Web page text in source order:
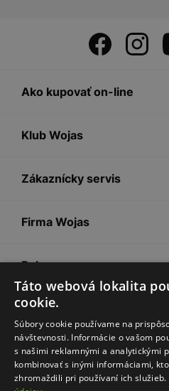
Ako kupovať on-line
Klub Wojas
Zákaznícky servis
Firma Wojas
Pokyny
Táto webová lokalita
cookie.
Súbory cookie používame na
návštevnosti. Informácie o vašom
s našimi reklamnými a analytickými
kombinovať s inými informáciami,
zhromaždili pri používaní ich služieb.